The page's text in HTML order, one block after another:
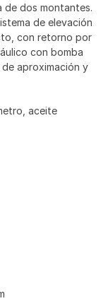
de dos montantes.
de elevación
con retorno por
con bomba
aproximación y
aceite